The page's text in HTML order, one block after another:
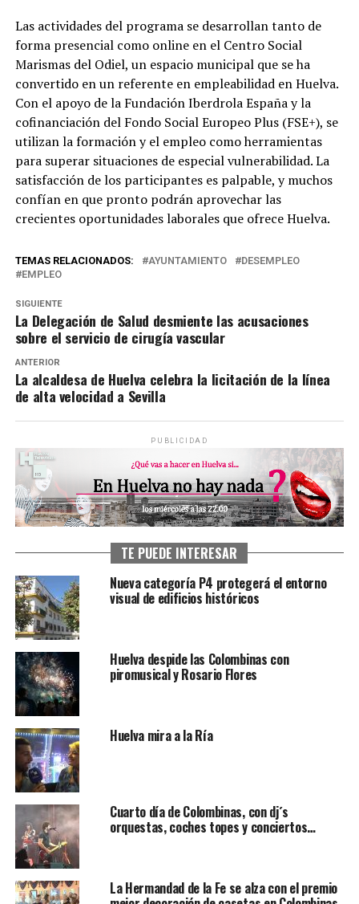
Las actividades del programa se desarrollan tanto de
forma presencial como online en el Centro Social
Marismas del Odiel, un espacio municipal que se ha
convertido en un referente en empleabilidad en Huelva.
Con el apoyo de la Fundación Iberdrola España y la
cofinanciación del Fondo Social Europeo Plus (FSE+), se
utilizan la formación y el empleo como herramientas
para superar situaciones de especial vulnerabilidad. La
satisfacción de los participantes es palpable, y muchos
confían en que pronto podrán aprovechar las
crecientes oportunidades laborales que ofrece Huelva.
TEMAS RELACIONADOS: AYUNTAMIENTO
DESEMPLEO
EMPLEO
SIGUIENTE
La Delegación de Salud desmiente las acusaciones
sobre el servicio de cirugía vascular
ANTERIOR
La alcaldesa de Huelva celebra la licitación de la línea
de alta velocidad a Sevilla
PUBLICIDAD
TE PUEDE INTERESAR
Nueva categoría P4 protegerá el entorno
visual de edificios históricos
Huelva despide las Colombinas con
piromusical y Rosario Flores
Huelva mira a la Ría
Cuarto día de Colombinas, con dj´s
orquestas, coches topes y conciertos…
La Hermandad de la Fe se alza con el premio